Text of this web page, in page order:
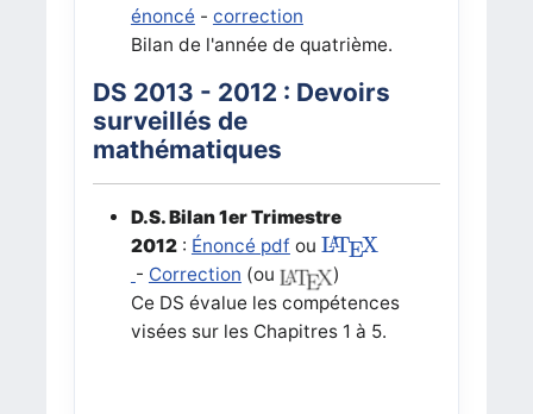
énoncé - correction
Bilan de l'année de quatrième.
DS 2013 - 2012 : Devoirs
surveillés de
mathématiques
D.S. Bilan 1er Trimestre
2012 : Énoncé pdf ou LATEX
LATEX
- Correction (ou
)
Ce DS évalue les compétences
visées sur les Chapitres 1 à 5.